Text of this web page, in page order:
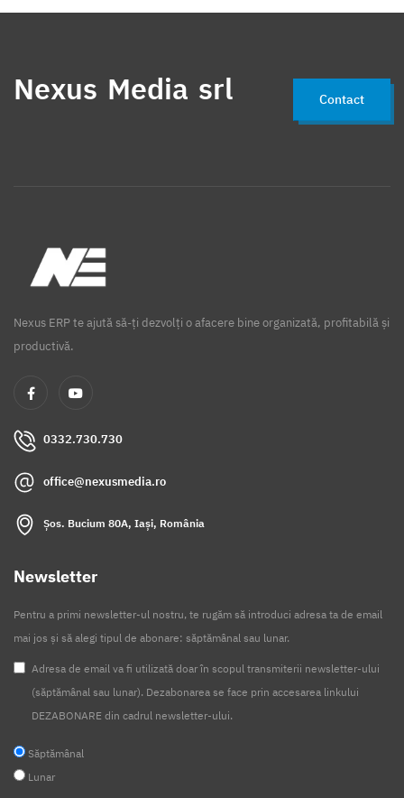
Nexus Media srl Contact
Nexus ERP te ajută să-ți dezvolți o afacere bine organizată, profitabilă și
productivă.
0332.730.730
office@nexusmedia.ro
Șos. Bucium 80A, Iași, România
Newsletter
Pentru a primi newsletter-ul nostru, te rugăm să introduci adresa ta de email
mai jos și să alegi tipul de abonare: săptămânal sau lunar.
Adresa de email va fi utilizată doar în scopul transmiterii newsletter-ului
(săptămânal sau lunar). Dezabonarea se face prin accesarea linkului
DEZABONARE din cadrul newsletter-ului.
Săptămânal
Lunar